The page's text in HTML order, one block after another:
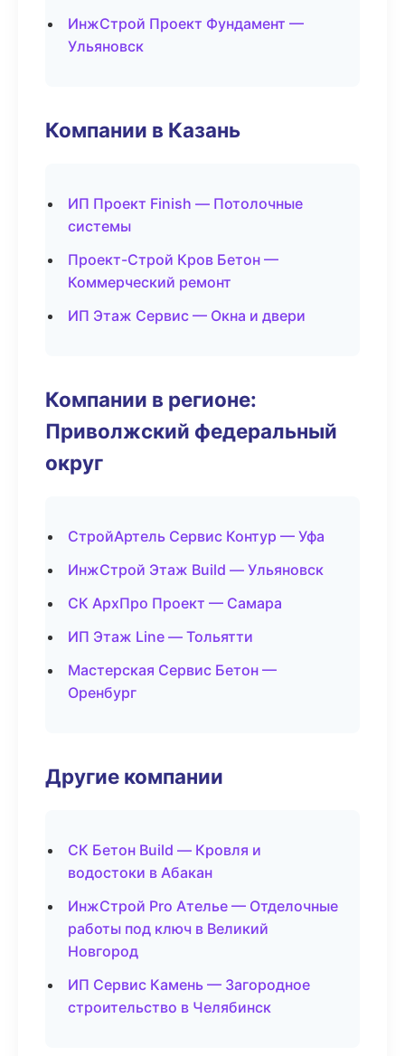
ИнжСтрой Проект Фундамент —
Ульяновск
Компании в Казань
ИП Проект Finish — Потолочные
системы
Проект-Строй Кров Бетон —
Коммерческий ремонт
ИП Этаж Сервис — Окна и двери
Компании в регионе:
Приволжский федеральный
округ
СтройАртель Сервис Контур — Уфа
ИнжСтрой Этаж Build — Ульяновск
СК АрхПро Проект — Самара
ИП Этаж Line — Тольятти
Мастерская Сервис Бетон —
Оренбург
Другие компании
СК Бетон Build — Кровля и
водостоки в Абакан
ИнжСтрой Pro Ателье — Отделочные
работы под ключ в Великий
Новгород
ИП Сервис Камень — Загородное
строительство в Челябинск